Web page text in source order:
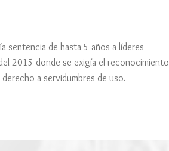
sentencia de hasta 5 años a líderes
2015 donde se exigía el reconocimiento
a servidumbres de uso.